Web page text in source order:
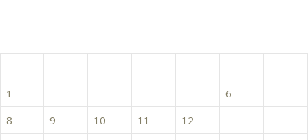
1
6
8
9 10 11 12